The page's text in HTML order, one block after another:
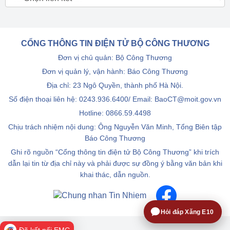
CỔNG THÔNG TIN ĐIỆN TỬ BỘ CÔNG THƯƠNG
Đơn vị chủ quản: Bộ Công Thương
Đơn vị quản lý, vận hành: Báo Công Thương
Địa chỉ: 23 Ngô Quyền, thành phố Hà Nội.
Số điện thoại liên hệ: 0243.936.6400/ Email: BaoCT@moit.gov.vn
Hotline: 0866.59.4498
Chịu trách nhiệm nội dung: Ông Nguyễn Văn Minh, Tổng Biên tập
Báo Công Thương
Ghi rõ nguồn “Cổng thông tin điện tử Bộ Công Thương” khi trích
dẫn lại tin từ địa chỉ này và phải được sự đồng ý bằng văn bản khi
khai thác, dẫn nguồn.
Hỏi đáp Xăng E10